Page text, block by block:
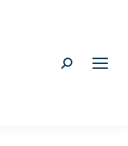
Buscar: